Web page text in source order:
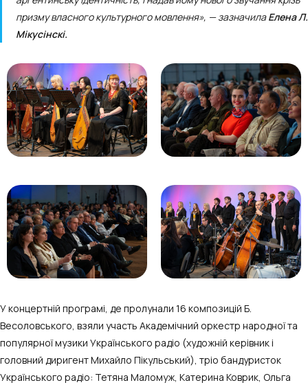
призму власного культурного мовлення», — зазначилаЕлена Л.
Мікусінскі.
У концертній програмі, де пролунали 16 композицій Б.
Весоловського, взяли участь Академічний оркестр народної та
популярної музики Українського радіо (художній керівник і
головний диригент Михайло Пікульський), тріо бандуристок
Українського радіо: Тетяна Маломуж, Катерина Коврик, Ольга